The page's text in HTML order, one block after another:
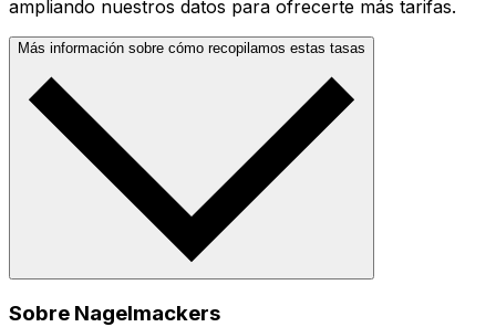
ampliando nuestros datos para ofrecerte más tarifas.
Más información sobre cómo recopilamos estas tasas
Sobre Nagelmackers